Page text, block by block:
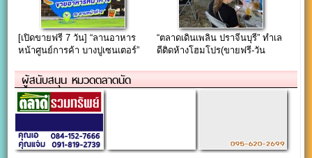
[เปิดขายฟรี 7 วัน] “ลานอาหาร
หน้าศูนย์การค้า บางปูเซนเตอร์”
“ตลาดเดินเพลิน ปราจีนบุรี” ทำเล
ดีติดห้างโฮมโปร(ขายฟรี-วัน
ผู้สนับสนุน หมวดตลาดนัด